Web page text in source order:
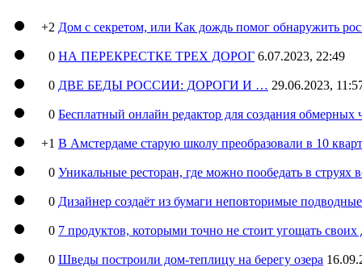
+2 Дом с секретом, или Как дождь помог обнаружить
0 НА ПЕРЕКРЕСТКЕ ТРЕХ ДОРОГ 6.07.2023, 22:49
0 ДВЕ БЕДЫ РОССИИ: ДОРОГИ И … 29.06.2023,
0 Бесплатный онлайн редактор для создания обмерных
+1 В Амстердаме старую школу преобразовали в 10
0 Уникальные ресторан, где можно пообедать в струях
0 Дизайнер создаёт из бумаги неповторимые
0 7 продуктов, которыми точно не стоит угощать
0 Шведы построили дом-теплицу на берегу озера